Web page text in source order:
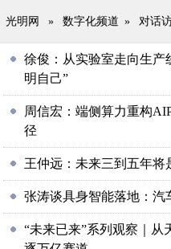
光明网 » 数字化频道 » 对话
徐俊：从实验室走向生产
明自己”
周信宏：端侧算力重构
径
王仲远：未来三到五年将
张涛谈具身智能落地：汽
“未来已来”系列观察｜从